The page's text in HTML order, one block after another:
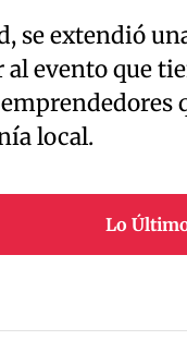
se extendió
evento que
local.
Lo